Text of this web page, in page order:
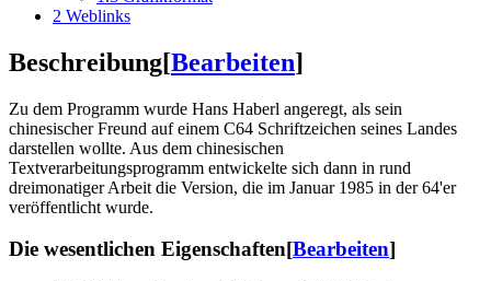
2 Weblinks
Beschreibung[Bearbeiten]
Zu dem Programm wurde Hans Haberl angeregt, als sein
chinesischer Freund auf einem C64 Schriftzeichen seines Landes
darstellen wollte. Aus dem chinesischen
Textverarbeitungsprogramm entwickelte sich dann in rund
dreimonatiger Arbeit die Version, die im Januar 1985 in der 64'er
veröffentlicht wurde.
Die wesentlichen Eigenschaften[Bearbeiten]